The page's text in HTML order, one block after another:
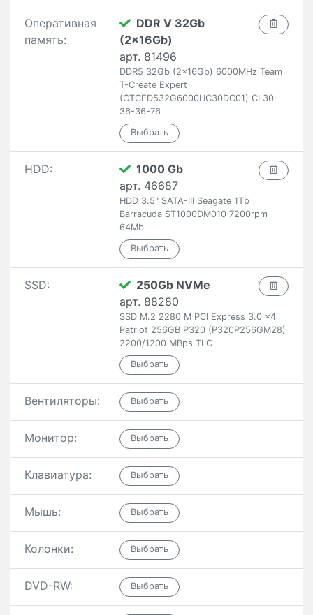
Оперативная
память:
DDR V 32Gb
(2x16Gb)
арт. 81496
DDR5 32Gb (2x16Gb) 6000MHz Team
T-Create Expert
(CTCED532G6000HC30DC01) CL30-
36-36-76
HDD:
1000 Gb
арт. 46687
HDD 3.5" SATA-III Seagate 1Tb
Barracuda ST1000DM010 7200rpm
64Mb
SSD:
250Gb NVMe
арт. 88280
SSD M.2 2280 M PCI Express 3.0 x4
Patriot 256GB P320 (P320P256GM28)
2200/1200 MBps TLC
Вентиляторы:
Монитор:
Клавиатура:
Мышь:
Колонки:
DVD-RW: